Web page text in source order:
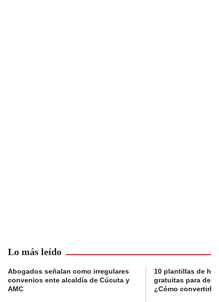
Lo más leído
Abogados señalan como irregulares
convenios ente alcaldía de Cúcuta y
AMC
10 plantillas de
gratuitas para
¿Cómo convertirla